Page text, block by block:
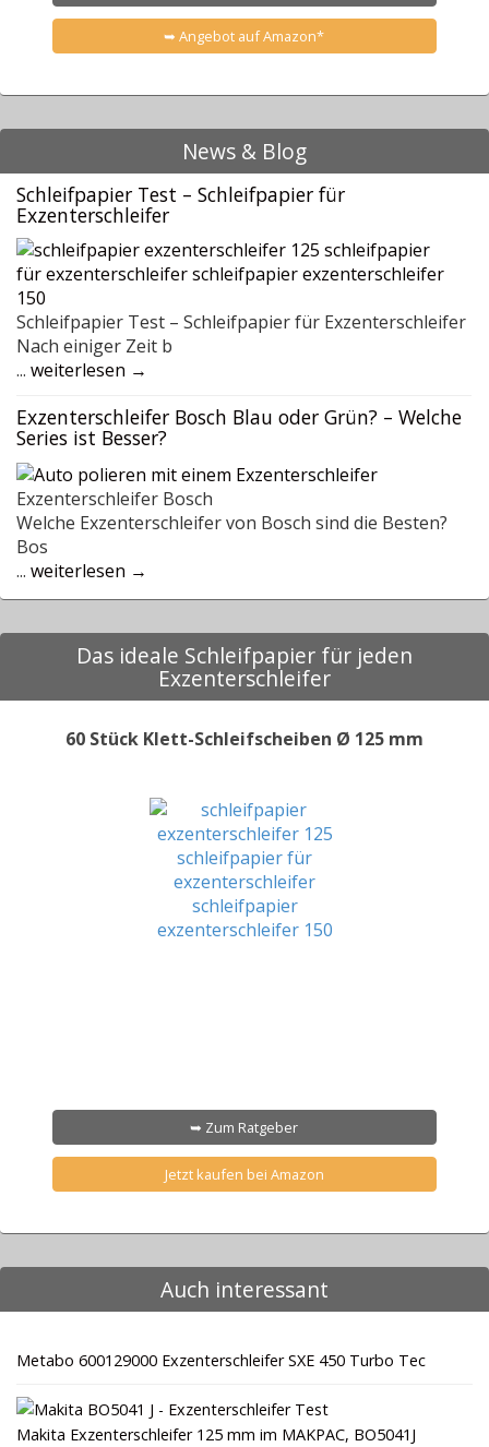
➥ Angebot auf Amazon*
News & Blog
Schleifpapier Test – Schleifpapier für
Exzenterschleifer
Schleifpapier Test – Schleifpapier für Exzenterschleifer
Nach einiger Zeit b
... weiterlesen →
Exzenterschleifer Bosch Blau oder Grün? – Welche
Series ist Besser?
Exzenterschleifer Bosch
Welche Exzenterschleifer von Bosch sind die Besten?
Bos
... weiterlesen →
Das ideale Schleifpapier für jeden
Exzenterschleifer
60 Stück Klett-Schleifscheiben Ø 125 mm
➥ Zum Ratgeber
Jetzt kaufen bei Amazon
Auch interessant
Metabo 600129000 Exzenterschleifer SXE 450 Turbo Tec
Makita Exzenterschleifer 125 mm im MAKPAC, BO5041J